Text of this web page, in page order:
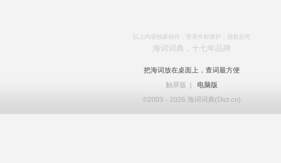
以上内容独家创作，受著作权保护，侵权必究
海词词典，十七年品牌
把海词放在桌面上，查词最方便
触屏版
|
电脑版
©2003 - 2026 海词词典(Dict.cn)